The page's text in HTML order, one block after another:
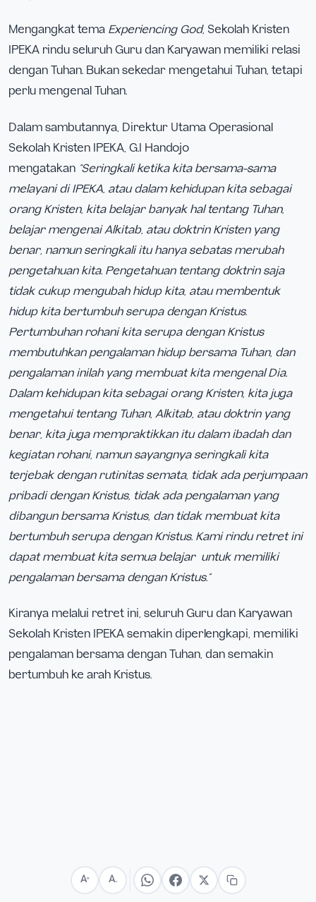
Mengangkat tema Experiencing God, Sekolah Kristen
IPEKA rindu seluruh Guru dan Karyawan memiliki relasi
dengan Tuhan. Bukan sekedar mengetahui Tuhan, tetapi
perlu mengenal Tuhan.
Dalam sambutannya, Direktur Utama Operasional
Sekolah Kristen IPEKA, G.I Handojo
mengatakan “Seringkali ketika kita bersama-sama
melayani di IPEKA, atau dalam kehidupan kita sebagai
orang Kristen, kita belajar banyak hal tentang Tuhan,
belajar mengenai Alkitab, atau doktrin Kristen yang
benar, namun seringkali itu hanya sebatas merubah
pengetahuan kita. Pengetahuan tentang doktrin saja
tidak cukup mengubah hidup kita, atau membentuk
hidup kita bertumbuh serupa dengan Kristus.
Pertumbuhan rohani kita serupa dengan Kristus
membutuhkan pengalaman hidup bersama Tuhan, dan
pengalaman inilah yang membuat kita mengenal Dia.
Dalam kehidupan kita sebagai orang Kristen, kita juga
mengetahui tentang Tuhan, Alkitab, atau doktrin yang
benar, kita juga mempraktikkan itu dalam ibadah dan
kegiatan rohani, namun sayangnya seringkali kita
terjebak dengan rutinitas semata, tidak ada perjumpaan
pribadi dengan Kristus, tidak ada pengalaman yang
dibangun bersama Kristus, dan tidak membuat kita
bertumbuh serupa dengan Kristus. Kami rindu retret ini
dapat membuat kita semua belajar untuk memiliki
pengalaman bersama dengan Kristus.”
Kiranya melalui retret ini, seluruh Guru dan Karyawan
Sekolah Kristen IPEKA semakin diperlengkapi, memiliki
pengalaman bersama dengan Tuhan, dan semakin
bertumbuh ke arah Kristus.
A+ A−